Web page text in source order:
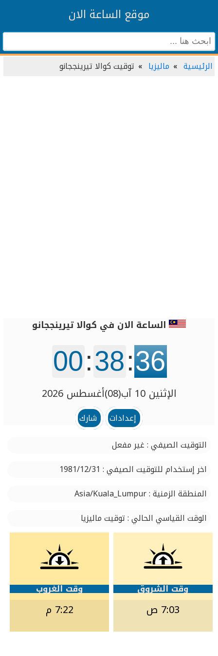
موقع الساعة الان
الرئيسية ماليزيا توقيت كوالا تيرينججانو
الساعة الان في كوالا تيرينججانو
00:38:36
الإثنين 10 آب(08)أغسطس 2026
إعدادات
شارك
التوقيت الصيفي : غير مفعل
اخر إستخدام للتوقيت الصيفي : 1981/12/31
المنطقة الزمنية : Asia/Kuala_Lumpur
الوقت القياسي الحالي : توقيت ماليزيا
وقت الشروق
7:03 ص
وقت الغروب
7:22 م